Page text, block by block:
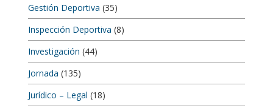
Gestión Deportiva (35)
Inspección Deportiva (8)
Investigación (44)
Jornada (135)
Jurídico – Legal (18)